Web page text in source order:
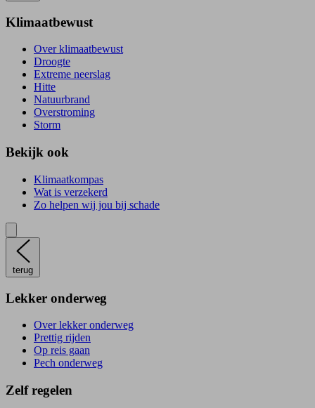
Klimaatbewust
Over klimaatbewust
Droogte
Extreme neerslag
Hitte
Natuurbrand
Overstroming
Storm
Bekijk ook
Klimaatkompas
Wat is verzekerd
Zo helpen wij jou bij schade
terug
Lekker onderweg
Over lekker onderweg
Prettig rijden
Op reis gaan
Pech onderweg
Zelf regelen